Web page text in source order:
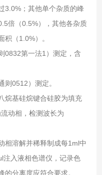
3.0%；其他单个杂质的峰
倍（0.5%），其他各杂质
（1.0%）。
第一法1）测定，含
则0512）测定。
基硅烷键合硅胶为填充
动相，检测波长为
相溶解并稀释制成每1ml中
注入液相色谱仪，记录色
分离度应符合要求。